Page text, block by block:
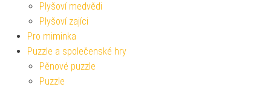
Plyšoví medvědi
Plyšoví zajíci
Pro miminka
Puzzle a společenské hry
Pěnové puzzle
Puzzle